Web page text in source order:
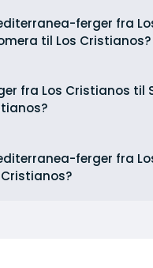
ferger fra
til Los Cristianos?
fra Los Cristianos til
ferger fra